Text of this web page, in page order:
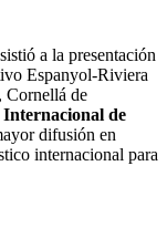
a la presentación
Espanyol-Riviera
Cornellá de
de
difusión en
internacional para